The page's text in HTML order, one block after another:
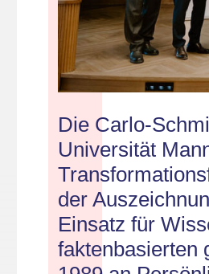
Die Carlo-
Universität
der
Einsatz für
faktenbasierten